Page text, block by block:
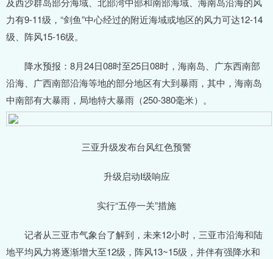
力有9-11级，“剑鱼”中心经过的附近海域或地区的风力可达12-14
级、阵风15-16级。
降水预报：8月24日08时至25日08时，海南岛、广东西南部
沿海、广西南部沿海等地的部分地区有大到暴雨，其中，海南岛
中南部有大暴雨，局地特大暴雨（250-380毫米）。
三亚升级发布台风红色预警
升级启动Ⅰ级响应
实行“五停一关”措施
记者从三亚市气象台了解到，未来12小时，三亚市沿海和陆
地平均风力将逐渐增大至12级，阵风13~15级，并伴有强降水和